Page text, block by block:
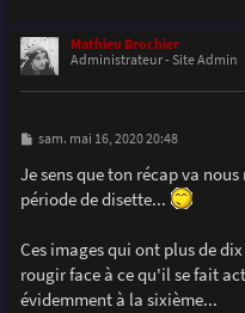
Mathieu Brochier
Administrateur - Site Admin
M
s
s
a
sam. mai 16, 2020 20:48
Je sens que ton récap va
période de disette...
Ces images qui ont plus de
rougir face à ce qu'il se fait
évidemment à la sixième...